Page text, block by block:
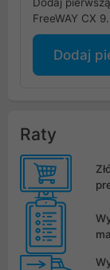
Dodaj
FreeWAY CX
Dodaj
Raty